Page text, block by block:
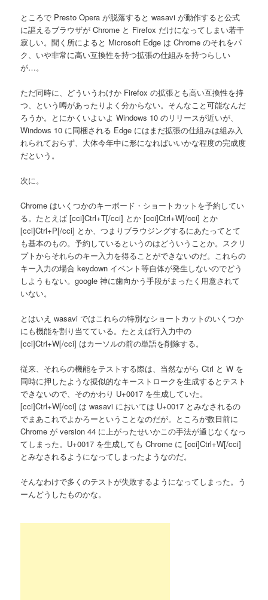
ところで Presto Opera が脱落すると wasavi が動作すると公式
に謳えるブラウザが Chrome と Firefox だけになってしまい若干
寂しい。聞く所によると Microsoft Edge は Chrome のそれをパ
ク、いや非常に高い互換性を持つ拡張の仕組みを持つらしい
が…。
ただ同時に、どういうわけか Firefox の拡張とも高い互換性を持
つ、という噂があったりよく分からない。そんなこと可能なんだ
ろうか。とにかくいよいよ Windows 10 のリリースが近いが、
Windows 10 に同梱される Edge にはまだ拡張の仕組みは組み入
れられておらず、大体今年中に形になればいいかな程度の完成度
だという。
次に。
Chrome はいくつかのキーボード・ショートカットを予約してい
る。たとえば [cci]Ctrl+T[/cci] とか [cci]Ctrl+W[/cci] とか
[cci]Ctrl+P[/cci] とか、つまりブラウジングするにあたってとて
も基本のもの。予約しているというのはどういうことか。スクリ
プトからそれらのキー入力を得ることができないのだ。これらの
キー入力の場合 keydown イベント等自体が発生しないのでどう
しようもない。google 神に歯向かう手段がまったく用意されて
いない。
とはいえ wasavi ではこれらの特別なショートカットのいくつか
にも機能を割り当てている。たとえば行入力中の
[cci]Ctrl+W[/cci] はカーソルの前の単語を削除する。
従来、それらの機能をテストする際は、当然ながら Ctrl と W を
同時に押したような擬似的なキーストロークを生成するとテスト
できないので、そのかわり U+0017 を生成していた。
[cci]Ctrl+W[/cci] は wasavi においては U+0017 とみなされるの
でまあこれでよかろーということなのだが。ところが数日前に
Chrome が version 44 に上がったせいかこの手法が通じなくなっ
てしまった。U+0017 を生成しても Chrome に [cci]Ctrl+W[/cci]
とみなされるようになってしまったようなのだ。
そんなわけで多くのテストが失敗するようになってしまった。う
ーんどうしたものかな。